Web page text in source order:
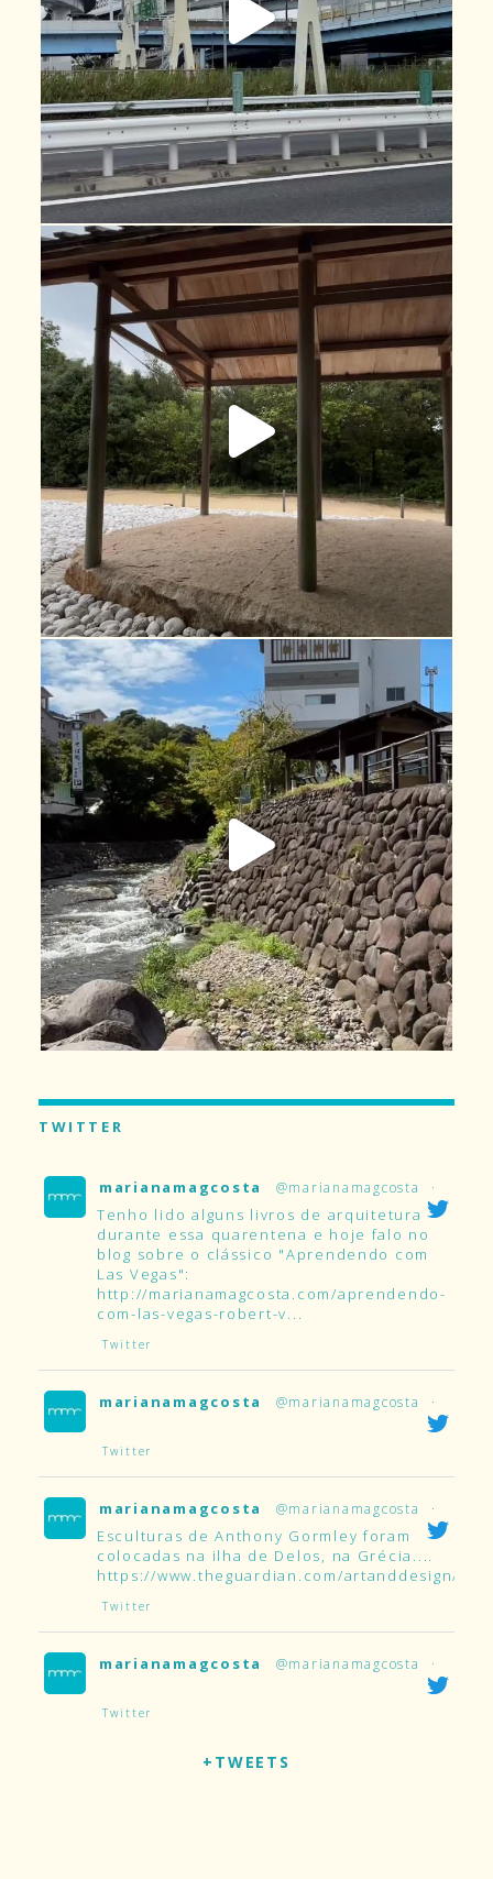
TWITTER
marianamagcosta @marianamagcosta ·
Tenho lido alguns livros de arquitetura
durante essa quarentena e hoje falo no
blog sobre o clássico "Aprendendo com
Las Vegas":
http://marianamagcosta.com/aprendendo-
com-las-vegas-robert-v...
Twitter
marianamagcosta @marianamagcosta ·
Twitter
marianamagcosta @marianamagcosta ·
Esculturas de Anthony Gormley foram
colocadas na ilha de Delos, na Grécia....
https://www.theguardian.com/artanddesign/
Twitter
marianamagcosta @marianamagcosta ·
Twitter
+TWEETS